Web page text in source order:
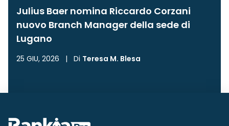
Julius Baer nomina Riccardo Corzani
nuovo Branch Manager della sede di
Lugano
25 GIU, 2026 | Di Teresa M. Blesa